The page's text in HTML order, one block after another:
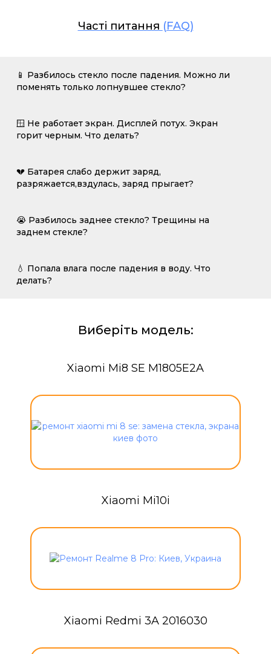
Часті питання (FAQ)
📱 Разбилось стекло после падения. Можно ли
поменять только лопнувшее стекло?
🪟 Не работает экран. Дисплей потух. Экран
горит черным. Что делать?
💔 Батарея слабо держит заряд,
разряжается,вздулась, заряд прыгает?
😭 Разбилось заднее стекло? Трещины на
заднем стекле?
💧 Попала влага после падения в воду. Что
делать?
Виберіть модель:
Xiaomi Mi8 SE M1805E2A
Xiaomi Mi10i
Xiaomi Redmi 3A 2016030